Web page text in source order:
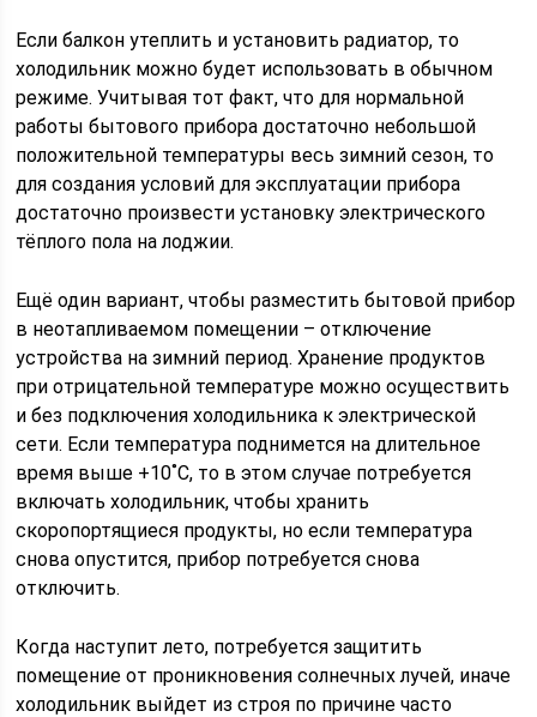
Если балкон утеплить и установить радиатор, то
холодильник можно будет использовать в обычном
режиме. Учитывая тот факт, что для нормальной
работы бытового прибора достаточно небольшой
положительной температуры весь зимний сезон, то
для создания условий для эксплуатации прибора
достаточно произвести установку электрического
тёплого пола на лоджии.
Ещё один вариант, чтобы разместить бытовой прибор
в неотапливаемом помещении – отключение
устройства на зимний период. Хранение продуктов
при отрицательной температуре можно осуществить
и без подключения холодильника к электрической
сети. Если температура поднимется на длительное
время выше +10˚С, то в этом случае потребуется
включать холодильник, чтобы хранить
скоропортящиеся продукты, но если температура
снова опустится, прибор потребуется снова
отключить.
Когда наступит лето, потребуется защитить
помещение от проникновения солнечных лучей, иначе
холодильник выйдет из строя по причине часто